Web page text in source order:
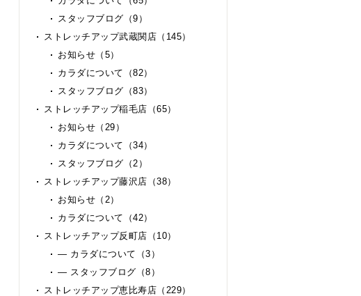
スタッフブログ（9）
ストレッチアップ武蔵関店（145）
お知らせ（5）
カラダについて（82）
スタッフブログ（83）
ストレッチアップ稲毛店（65）
お知らせ（29）
カラダについて（34）
スタッフブログ（2）
ストレッチアップ藤沢店（38）
お知らせ（2）
カラダについて（42）
ストレッチアップ反町店（10）
— カラダについて（3）
— スタッフブログ（8）
ストレッチアップ恵比寿店（229）